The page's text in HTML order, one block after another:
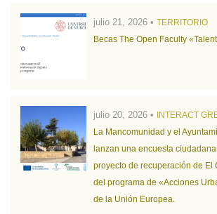
julio 21, 2026 • TERRITORIO
Becas The Open Faculty
julio 20, 2026 • INTERACT
La Mancomunidad y el
lanzan una encuesta
proyecto de recuperación de El
del programa de «Acciones
de la Unión Europea.